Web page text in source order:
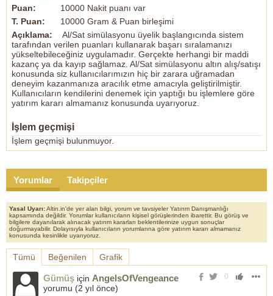
Puan:
10000 Nakit puanı var
T. Puan:
10000 Gram & Puan birleşimi
Açıklama:
Al/Sat simülasyonu üyelik başlangıcında sistem
tarafından verilen puanları kullanarak başarı sıralamanızı
yükseltebileceğiniz uygulamadır. Gerçekte herhangi bir maddi
kazanç ya da kayıp sağlamaz. Al/Sat simülasyonu altın alış/satışı
konusunda siz kullanıcılarımızın hiç bir zarara uğramadan
deneyim kazanmanıza aracılık etme amacıyla geliştirilmiştir.
Kullanıcıların kendilerini denemek için yaptığı bu işlemlere göre
yatırım kararı almamanız konusunda uyarıyoruz.
İşlem geçmişi
İşlem geçmişi bulunmuyor.
Yorumlar Takipçiler
Yasal Uyarı:Altin.in'de yer alan bilgi, yorum ve tavsiyeler Yatırım Danışmanlığı
kapsamında değildir. Yorumlar kullanıcıların kişisel görüşlerinden ibarettir. Bu görüş ve
bilgilere dayanılarak alınacak yatırım kararları beklentilerinize uygun sonuçlar
doğurmayabilir. Dolayısıyla kullanıcıların yorumlarına göre yatırım kararı almamanız
konusunda kesinlikle uyarıyoruz.
Tümü Beğenilen Grafik
0
Gümüş için AngelsOfVengeance
yorumu (2 yıl önce)